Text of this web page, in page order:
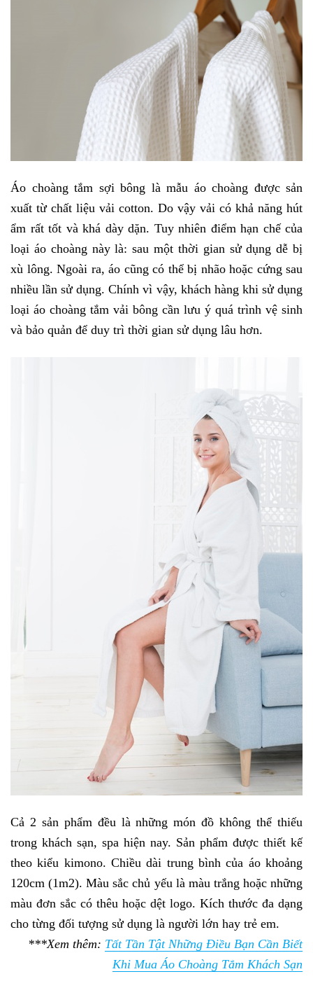
Áo choàng tắm sợi bông là mẫu áo choàng được sản
xuất từ chất liệu vải cotton. Do vậy vải có khả năng hút
ẩm rất tốt và khá dày dặn. Tuy nhiên điểm hạn chế của
loại áo choàng này là: sau một thời gian sử dụng dễ bị
xù lông. Ngoài ra, áo cũng có thể bị nhão hoặc cứng sau
nhiều lần sử dụng. Chính vì vậy, khách hàng khi sử dụng
loại áo choàng tắm vải bông cần lưu ý quá trình vệ sinh
và bảo quản để duy trì thời gian sử dụng lâu hơn.
Cả 2 sản phẩm đều là những món đồ không thể thiếu
trong khách sạn, spa hiện nay. Sản phẩm được thiết kế
theo kiểu kimono. Chiều dài trung bình của áo khoảng
120cm (1m2). Màu sắc chủ yếu là màu trắng hoặc những
màu đơn sắc có thêu hoặc dệt logo. Kích thước đa dạng
cho từng đối tượng sử dụng là người lớn hay trẻ em.
***Xem thêm: Tất Tần Tật Những Điều Bạn Cần Biết
Khi Mua Áo Choàng Tắm Khách Sạn